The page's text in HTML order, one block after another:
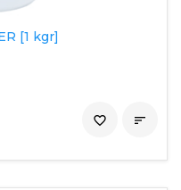
[1 kgr]

favorite_border